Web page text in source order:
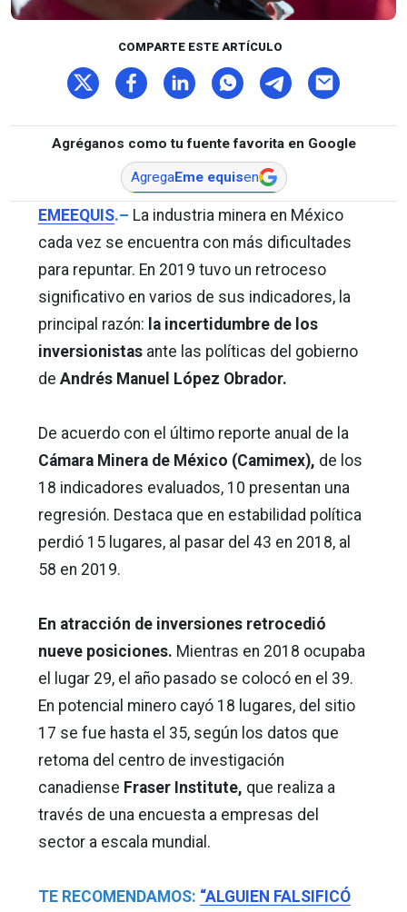
COMPARTE ESTE ARTÍCULO
Agréganos como tu fuente favorita en Google
AgregaEme equisen
EMEEQUIS.– La industria minera en México
cada vez se encuentra con más dificultades
para repuntar. En 2019 tuvo un retroceso
significativo en varios de sus indicadores, la
principal razón: la incertidumbre de los
inversionistas ante las políticas del gobierno
de Andrés Manuel López Obrador.
De acuerdo con el último reporte anual de la
Cámara Minera de México (Camimex), de los
18 indicadores evaluados, 10 presentan una
regresión. Destaca que en estabilidad política
perdió 15 lugares, al pasar del 43 en 2018, al
58 en 2019.
En atracción de inversiones retrocedió
nueve posiciones. Mientras en 2018 ocupaba
el lugar 29, el año pasado se colocó en el 39.
En potencial minero cayó 18 lugares, del sitio
17 se fue hasta el 35, según los datos que
retoma del centro de investigación
canadiense Fraser Institute, que realiza a
través de una encuesta a empresas del
sector a escala mundial.
TE RECOMENDAMOS: “ALGUIEN FALSIFICÓ